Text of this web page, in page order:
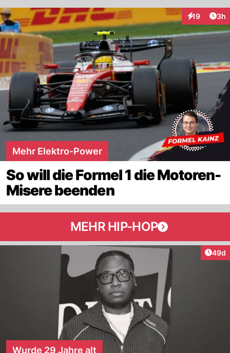
19
Interaktionen
3h
Mehr Elektro-Power
So will die Formel 1 die Motoren-
Misere beenden
MEHR HIP-HOP
49d
Wurde 29 Jahre alt